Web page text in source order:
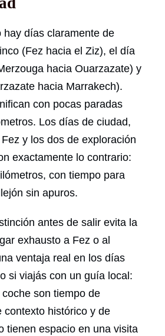
hay días claramente de
(Fez hacia el Ziz), el día
hacia Ouarzazate) y
hacia Marrakech).
con pocas paradas
Los días de ciudad,
y los dos de exploración
exactamente lo contrario:
con tiempo para
sin apuros.
antes de salir evita la
exhausto a Fez o al
ventaja real en los días
si viajás con un guía local:
son tiempo de
contexto histórico y de
tienen espacio en una visita